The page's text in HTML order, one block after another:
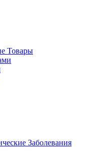
Товары
Заболевания